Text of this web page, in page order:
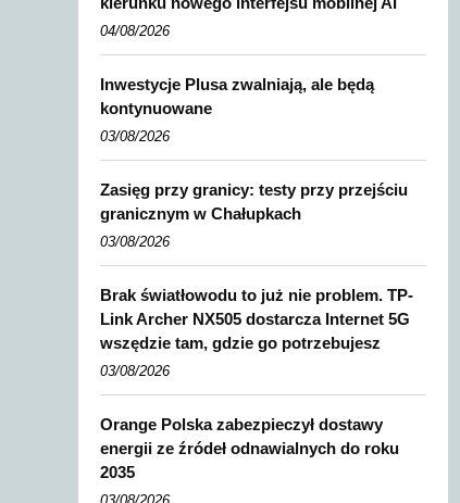
04/08/2026
Inwestycje Plusa zwalniają, ale będą
kontynuowane
03/08/2026
Zasięg przy granicy: testy przy przejściu
granicznym w Chałupkach
03/08/2026
Brak światłowodu to już nie problem. TP-
Link Archer NX505 dostarcza Internet 5G
wszędzie tam, gdzie go potrzebujesz
03/08/2026
Orange Polska zabezpieczył dostawy
energii ze źródeł odnawialnych do roku
2035